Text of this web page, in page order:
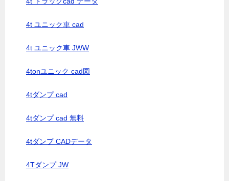
4t ユニック車 cad
4t ユニック車 JWW
4tonユニック cad図
4tダンプ cad
4tダンプ cad 無料
4tダンプ CADデータ
4Tダンプ JW